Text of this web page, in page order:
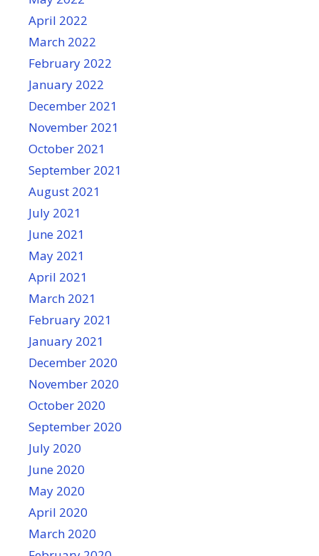
April 2022
March 2022
February 2022
January 2022
December 2021
November 2021
October 2021
September 2021
August 2021
July 2021
June 2021
May 2021
April 2021
March 2021
February 2021
January 2021
December 2020
November 2020
October 2020
September 2020
July 2020
June 2020
May 2020
April 2020
March 2020